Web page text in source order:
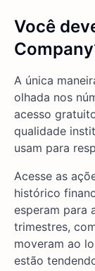
Você
A única
olhada nos
acesso
qualidade
usam para
Acesse as
histórico
esperam para
trimestres,
moveram ao
estão